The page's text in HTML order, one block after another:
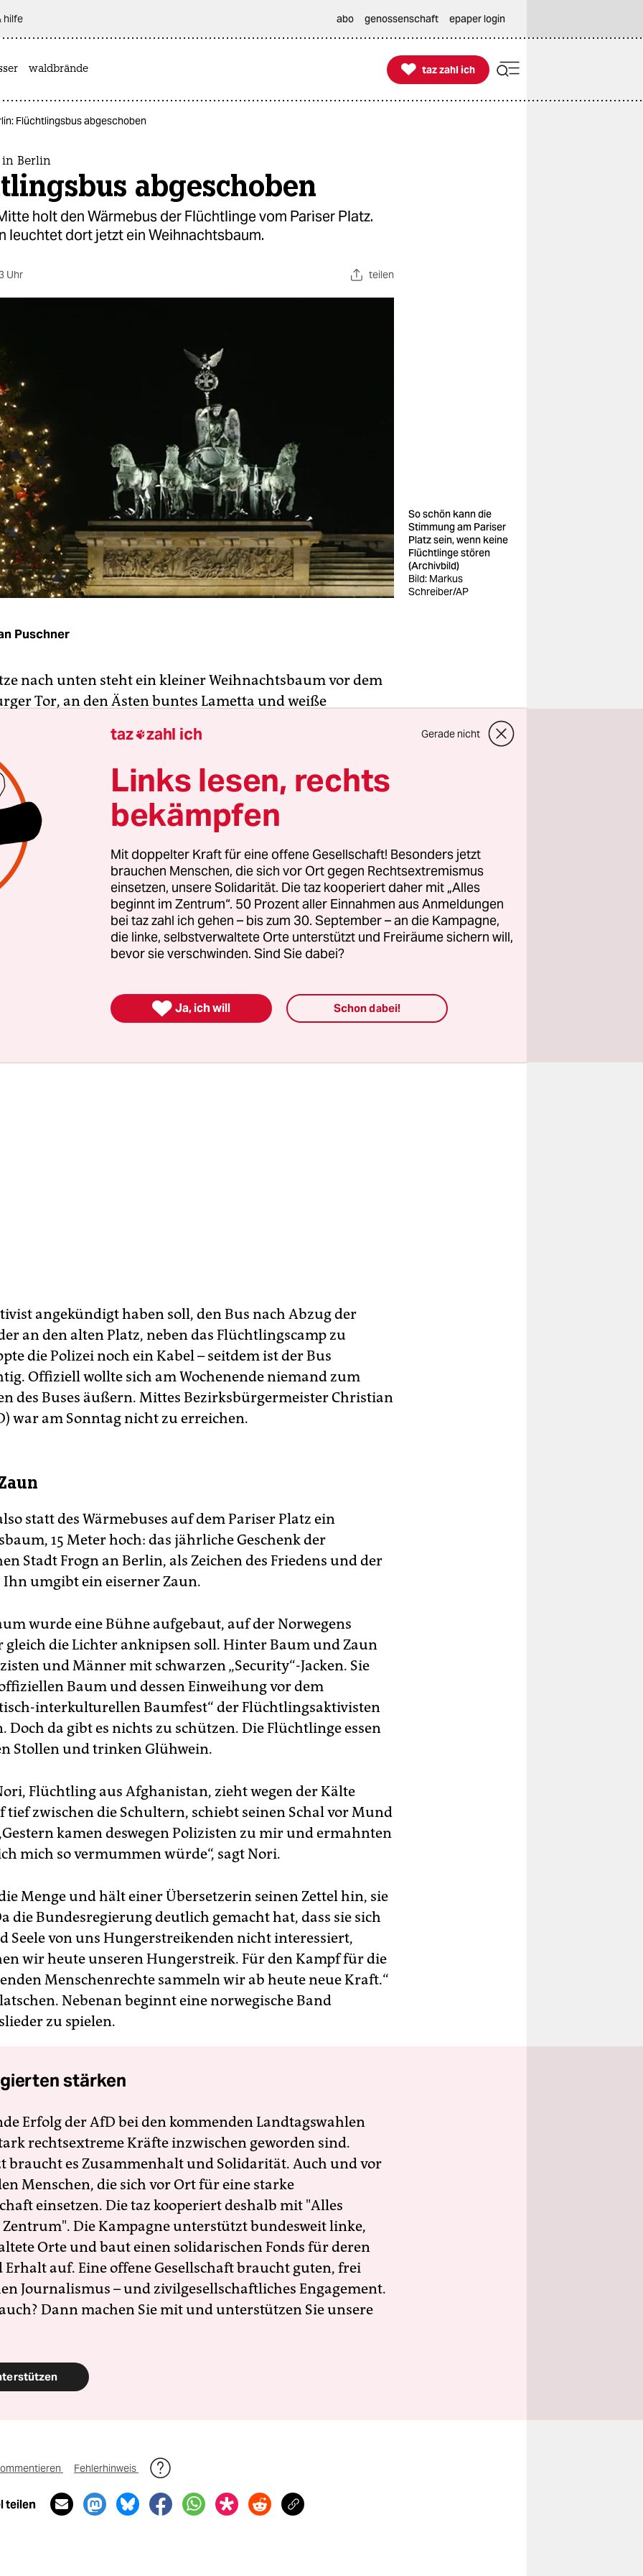
hilfe abo genossenschaft epaper login
waldbrände 
taz zahl ich
taz zahl ich
Flüchtlingsbus abgeschoben
in Berlin
abgeschoben
holt den Wärmebus der Flüchtlinge vom Pariser Platz.
leuchtet dort jetzt ein Weihnachtsbaum.
Uhr teilen
So schön kann die
Stimmung am Pariser
Platz sein, wenn keine
Flüchtlinge stören
(Archivbild)
Bild: Markus
Schreiber/AP
Puschner
nach unten steht ein kleiner Weihnachtsbaum vor dem
Tor, an den Ästen buntes Lametta und weiße
der Residenzpflicht“ etwa. Eng beieinander stehen
im Schneegestöber um den Baum, es ist der erste Advent,
spielt Gitarre und singt von Freiheit.
hier der Wärmebus der Flüchtlinge. In dem
konnten sie sich während der vergangenen Wochen
und von Hungerstreik und Mahnwache im Freien
Doch der Pariser Platz soll in der Weihnachtszeit schön
sein – da passt der Bus offenbar nicht mehr. Mit einem
und 70 Polizisten war der Leiter des Ordnungsamtes
gekommen. Die Polizei trug, schubste und zog rund
des Brandenburger Tors, zu einem Parkplatz in der
angekündigt haben soll, den Bus nach Abzug der
an den alten Platz, neben das Flüchtlingscamp zu
die Polizei noch ein Kabel – seitdem ist der Bus
Offiziell wollte sich am Wochenende niemand zum
des Buses äußern. Mittes Bezirksbürgermeister Christian
war am Sonntag nicht zu erreichen.
statt des Wärmebuses auf dem Pariser Platz ein
15 Meter hoch: das jährliche Geschenk der
Stadt Frogn an Berlin, als Zeichen des Friedens und der
umgibt ein eiserner Zaun.
wurde eine Bühne aufgebaut, auf der Norwegens
gleich die Lichter anknipsen soll. Hinter Baum und Zaun
und Männer mit schwarzen „Security“-Jacken. Sie
Baum und dessen Einweihung vor dem
interkulturellen Baumfest“ der Flüchtlingsaktivisten
Doch da gibt es nichts zu schützen. Die Flüchtlinge essen
Stollen und trinken Glühwein.
Flüchtling aus Afghanistan, zieht wegen der Kälte
tief zwischen die Schultern, schiebt seinen Schal vor Mund
kamen deswegen Polizisten zu mir und ermahnten
mich so vermummen würde“, sagt Nori.
Menge und hält einer Übersetzerin seinen Zettel hin, sie
die Bundesregierung deutlich gemacht hat, dass sie sich
Seele von uns Hungerstreikenden nicht interessiert,
wir heute unseren Hungerstreik. Für den Kampf für die
Menschenrechte sammeln wir ab heute neue Kraft.“
Nebenan beginnt eine norwegische Band
zu spielen.
stärken
Erfolg der AfD bei den kommenden Landtagswahlen
rechtsextreme Kräfte inzwischen geworden sind.
braucht es Zusammenhalt und Solidarität. Auch und vor
Menschen, die sich vor Ort für eine starke
einsetzen. Die taz kooperiert deshalb mit "Alles
Die Kampagne unterstützt bundesweit linke,
Orte und baut einen solidarischen Fonds für deren
Erhalt auf. Eine offene Gesellschaft braucht guten, frei
Journalismus – und zivilgesellschaftliches Engagement.
Dann machen Sie mit und unterstützen Sie unsere
Fehlerhinweis
teilen
taz zahl ich Gerade nicht
Links lesen, rechts
bekämpfen
Mit doppelter Kraft für eine offene Gesellschaft! Besonders jetzt
brauchen Menschen, die sich vor Ort gegen Rechtsextremismus
einsetzen, unsere Solidarität. Die taz kooperiert daher mit „Alles
beginnt im Zentrum“. 50 Prozent aller Einnahmen aus Anmeldungen
bei taz zahl ich gehen – bis zum 30. September – an die Kampagne,
die linke, selbstverwaltete Orte unterstützt und Freiräume sichern will,
bevor sie verschwinden. Sind Sie dabei?
 Ja, ich will Schon dabei!